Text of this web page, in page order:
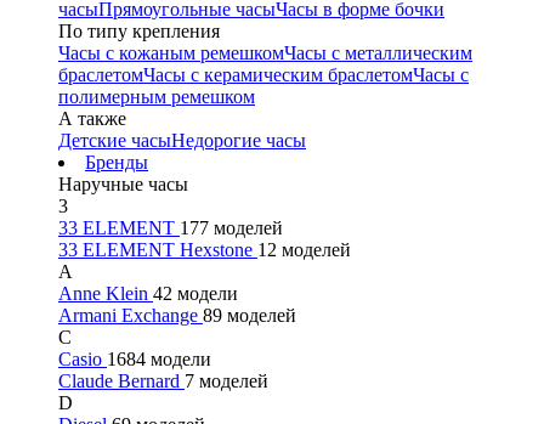
часыПрямоугольные часыЧасы в форме бочки
По типу крепления
Часы с кожаным ремешкомЧасы с металлическим
браслетомЧасы с керамическим браслетомЧасы с
полимерным ремешком
А также
Детские часыНедорогие часы
Бренды
Наручные часы
3
33 ELEMENT 177 моделей
33 ELEMENT Hexstone 12 моделей
A
Anne Klein 42 модели
Armani Exchange 89 моделей
C
Casio 1684 модели
Claude Bernard 7 моделей
D